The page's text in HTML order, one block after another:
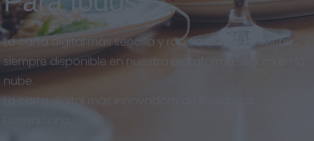
La carta digital más sencilla y rápida de utilizar. Menú
siempre disponible en nuestra plataforma segura en la
nube.
La carta digital más innovadora de República